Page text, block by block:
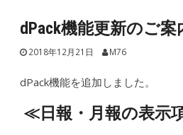
dPack機能更新のご案
2018年12月21日 M76
dPack機能を追加しました。
≪日報・月報の表示